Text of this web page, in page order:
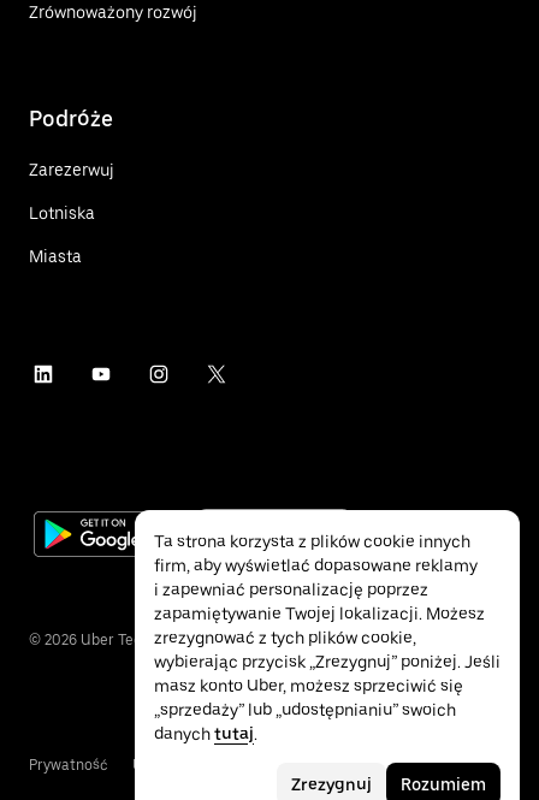
Zrównoważony rozwój
Podróże
Zarezerwuj
Lotniska
Miasta
© 2026 Uber Technologies Inc.
Prywatność Ułatwienia dostępu
Ta strona korzysta z plików cookie innych
firm, aby wyświetlać dopasowane reklamy
i zapewniać personalizację poprzez
zapamiętywanie Twojej lokalizacji. Możesz
zrezygnować z tych plików cookie,
wybierając przycisk „Zrezygnuj” poniżej. Jeśli
masz konto Uber, możesz sprzeciwić się
„sprzedaży” lub „udostępnianiu” swoich
danychtutaj.
Zrezygnuj Rozumiem